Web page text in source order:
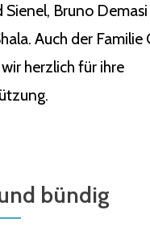
Sienel, Bruno
Auch der Familie
herzlich für ihre
bündig